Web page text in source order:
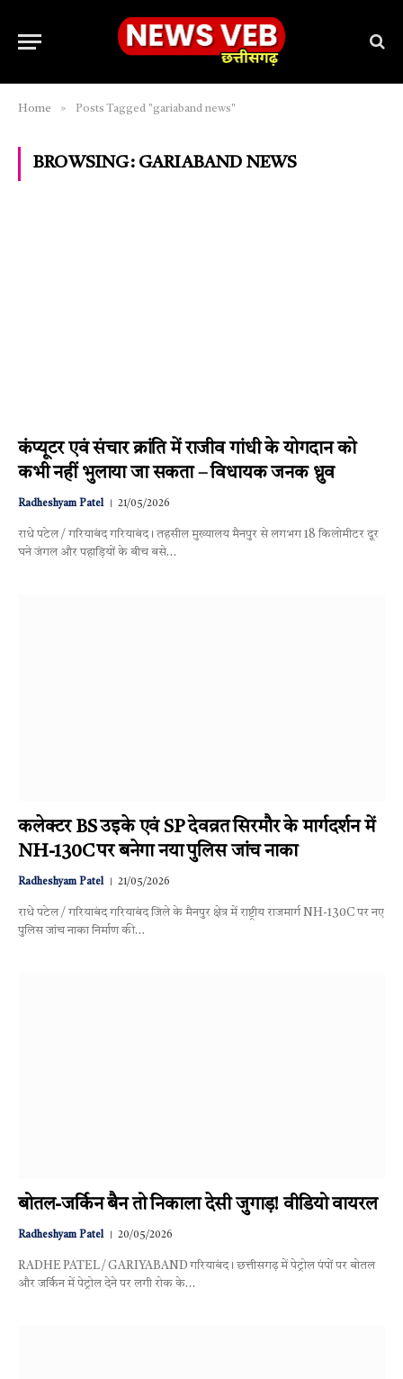
Home » Posts Tagged "gariaband news"
BROWSING: GARIABAND NEWS
कंप्यूटर एवं संचार क्रांति में राजीव गांधी के योगदान को
कभी नहीं भुलाया जा सकता – विधायक जनक ध्रुव
Radheshyam Patel 21/05/2026
राधे पटेल / गरियाबंद गरियाबंद। तहसील मुख्यालय मैनपुर से लगभग 18 किलोमीटर दूर
घने जंगल और पहाड़ियों के बीच बसे…
कलेक्टर BS उइके एवं SP देवव्रत सिरमौर के मार्गदर्शन में
NH-130C पर बनेगा नया पुलिस जांच नाका
Radheshyam Patel 21/05/2026
राधे पटेल / गरियाबंद गरियाबंद जिले के मैनपुर क्षेत्र में राष्ट्रीय राजमार्ग NH-130C पर नए
पुलिस जांच नाका निर्माण की…
बोतल-जर्किन बैन तो निकाला देसी जुगाड़! वीडियो वायरल
Radheshyam Patel 20/05/2026
RADHE PATEL / GARIYABAND गरियाबंद। छत्तीसगढ़ में पेट्रोल पंपों पर बोतल
और जर्किन में पेट्रोल देने पर लगी रोक के…